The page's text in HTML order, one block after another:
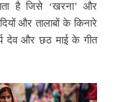
है जिसे ‘खरना’ और
और तालाबों के किनारे
देव और छठ माई के गीत